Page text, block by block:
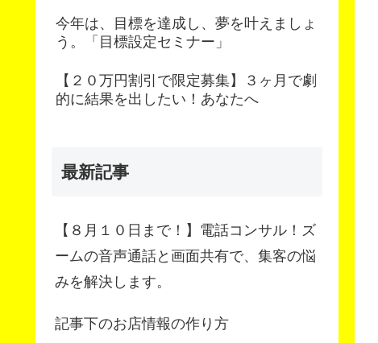
今年は、目標を達成し、夢を叶えましょ
う。「目標設定セミナー」
【２０万円割引で限定募集】３ヶ月で劇
的に結果を出したい！あなたへ
最新記事
【８月１０日まで！】電話コンサル！ズ
ームの音声通話と画面共有で、集客の悩
みを解決します。
記事下のお店情報の作り方